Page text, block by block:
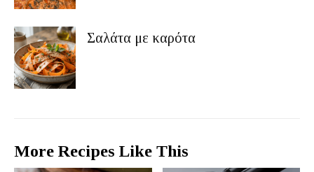
Σαλάτα με καρότα
More Recipes Like This